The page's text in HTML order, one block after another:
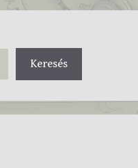
Keresés